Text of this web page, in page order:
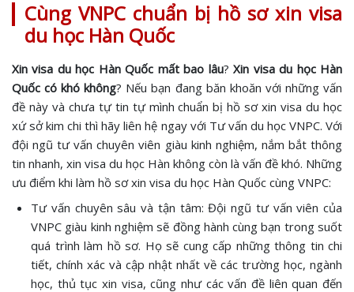
Cùng VNPC chuẩn bị hồ sơ xin visa
du học Hàn Quốc
Xin visa du học Hàn Quốc mất bao lâu?Xin visa du học Hàn
Quốc có khó không? Nếu bạn đang băn khoăn với những vấn
đề này và chưa tự tin tự mình chuẩn bị hồ sơ xin visa du học
xứ sở kim chi thì hãy liên hệ ngay với Tư vấn du học VNPC. Với
đội ngũ tư vấn chuyên viên giàu kinh nghiệm, nắm bắt thông
tin nhanh, xin visa du học Hàn không còn là vấn đề khó. Những
ưu điểm khi làm hồ sơ xin visa du học Hàn Quốc cùng VNPC:
Tư vấn chuyên sâu và tận tâm: Đội ngũ tư vấn viên của
VNPC giàu kinh nghiệm sẽ đồng hành cùng bạn trong suốt
quá trình làm hồ sơ. Họ sẽ cung cấp những thông tin chi
tiết, chính xác và cập nhật nhất về các trường học, ngành
học, thủ tục xin visa, cũng như các vấn đề liên quan đến